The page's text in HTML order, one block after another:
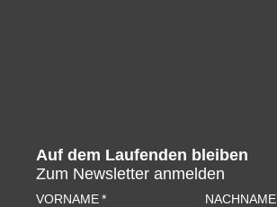
Auf dem Laufenden bleiben
Zum Newsletter anmelden
VORNAME NACHNAME